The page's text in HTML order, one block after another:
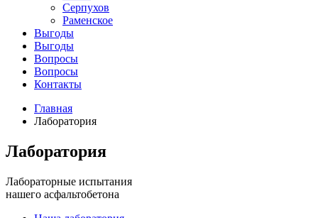
Серпухов
Раменское
Выгоды
Выгоды
Вопросы
Вопросы
Контакты
Главная
Лаборатория
Лаборатория
Лабораторные испытания
нашего асфальтобетона